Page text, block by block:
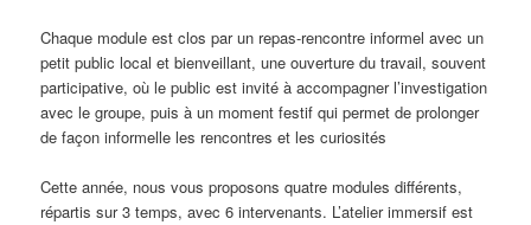
Chaque module est clos par un repas-rencontre informel avec un
petit public local et bienveillant, une ouverture du travail, souvent
participative, où le public est invité à accompagner l’investigation
avec le groupe, puis à un moment festif qui permet de prolonger
de façon informelle les rencontres et les curiosités
Cette année, nous vous proposons quatre modules différents,
répartis sur 3 temps, avec 6 intervenants. L’atelier immersif est